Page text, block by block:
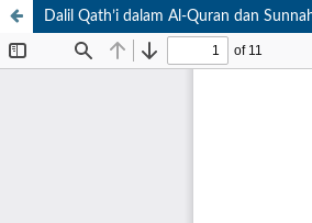
Dalil Qath’i dalam Al-Quran dan